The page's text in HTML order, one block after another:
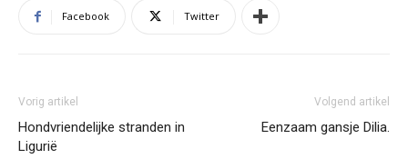
Facebook Twitter
Vorig artikel
Hondvriendelijke stranden in
Ligurië
Volgend artikel
Eenzaam gansje Dilia.